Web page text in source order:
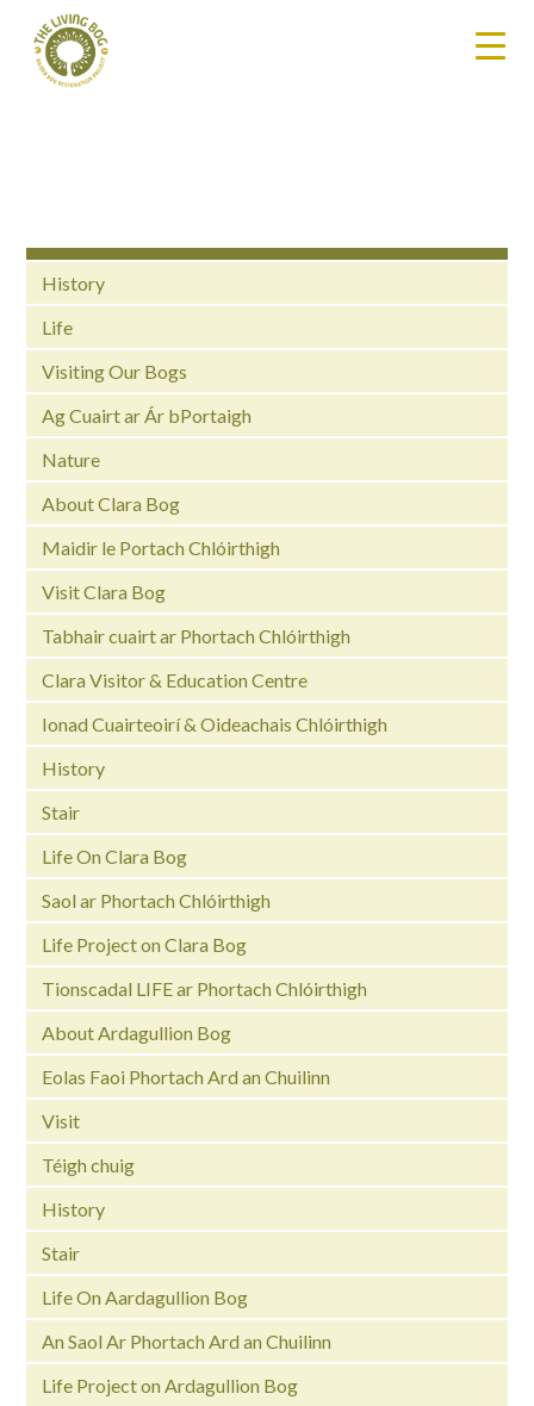
History
Life
Visiting Our Bogs
Ag Cuairt ar Ár bPortaigh
Nature
About Clara Bog
Maidir le Portach Chlóirthigh
Visit Clara Bog
Tabhair cuairt ar Phortach Chlóirthigh
Clara Visitor & Education Centre
Ionad Cuairteoirí & Oideachais Chlóirthigh
History
Stair
Life On Clara Bog
Saol ar Phortach Chlóirthigh
Life Project on Clara Bog
Tionscadal LIFE ar Phortach Chlóirthigh
About Ardagullion Bog
Eolas Faoi Phortach Ard an Chuilinn
Visit
Téigh chuig
History
Stair
Life On Aardagullion Bog
An Saol Ar Phortach Ard an Chuilinn
Life Project on Ardagullion Bog